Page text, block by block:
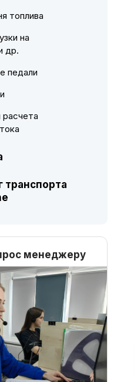
топлива
на
др.
педали
расчета
транспорта
менеджеру